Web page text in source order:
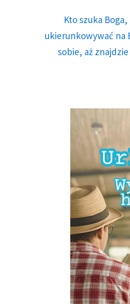
Kto szuka
ukierunkowywać na
sobie, aż